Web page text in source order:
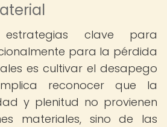
clave para
para la pérdida
es cultivar el desapego
reconocer que la
y plenitud no provienen
materiales, sino de las